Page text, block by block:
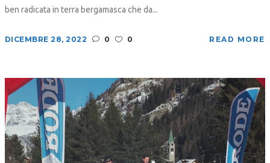
ben radicata in terra bergamasca che da...
DICEMBRE 28, 2022 0 0 READ MORE